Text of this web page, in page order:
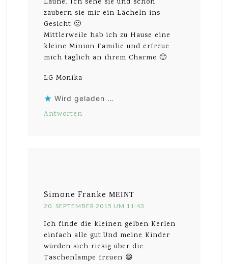
Laune. Ich sehe sie und schon
zaubern sie mir ein Lächeln ins
Gesicht 🙂
Mittlerweile hab ich zu Hause eine
kleine Minion Familie und erfreue
mich täglich an ihrem Charme 🙂
LG Monika
Wird geladen …
Antworten
Simone Franke MEINT
20. SEPTEMBER 2015 UM 11:43
Ich finde die kleinen gelben Kerlen
einfach alle gut.Und meine Kinder
würden sich riesig über die
Taschenlampe freuen 😆